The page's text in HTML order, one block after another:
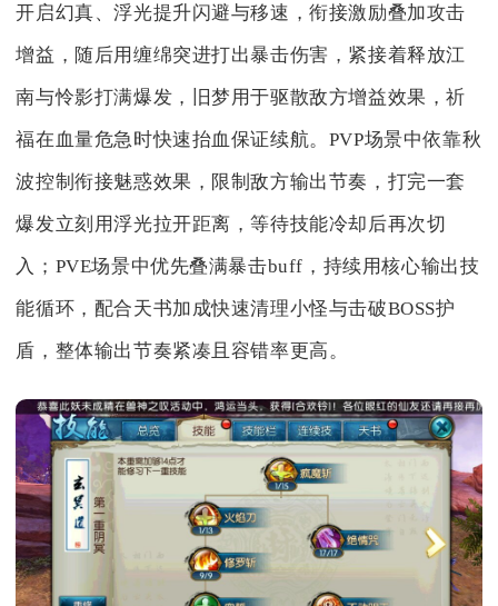
开启幻真、浮光提升闪避与移速，衔接激励叠加攻击
增益，随后用缠绵突进打出暴击伤害，紧接着释放江
南与怜影打满爆发，旧梦用于驱散敌方增益效果，祈
福在血量危急时快速抬血保证续航。PVP场景中依靠秋
波控制衔接魅惑效果，限制敌方输出节奏，打完一套
爆发立刻用浮光拉开距离，等待技能冷却后再次切
入；PVE场景中优先叠满暴击buff，持续用核心输出技
能循环，配合天书加成快速清理小怪与击破BOSS护
盾，整体输出节奏紧凑且容错率更高。